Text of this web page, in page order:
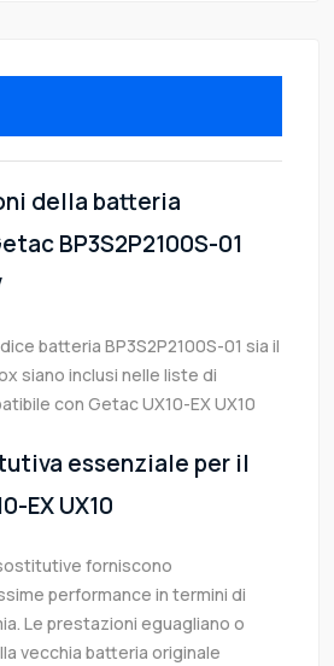
della batteria
BP3S2P2100S-01
batteria BP3S2P2100S-01 sia il
siano inclusi nelle liste di
con Getac UX10-EX UX10
essenziale per il
EX UX10
forniscono
performance in termini di
Le prestazioni eguagliano o
vecchia batteria originale